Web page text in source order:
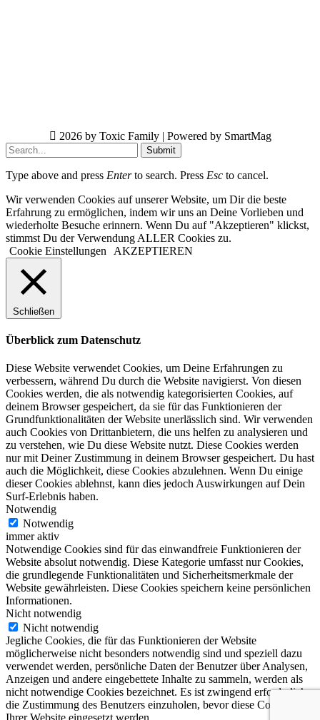
2026 by Toxic Family | Powered by SmartMag
Submit
Type above and press Enterto search. Press Esc to cancel.
Wir verwenden Cookies auf unserer Website, um Dir die beste
Erfahrung zu ermöglichen, indem wir uns an Deine Vorlieben und
wiederholte Besuche erinnern. Wenn Du auf "Akzeptieren" klickst,
stimmst Du der Verwendung ALLER Cookies zu.
Cookie Einstellungen
AKZEPTIEREN
Schließen
Überblick zum Datenschutz
Diese Website verwendet Cookies, um Deine Erfahrungen zu
verbessern, während Du durch die Website navigierst. Von diesen
Cookies werden, die als notwendig kategorisierten Cookies, auf
deinem Browser gespeichert, da sie für das Funktionieren der
Grundfunktionalitäten der Website unerlässlich sind. Wir verwenden
auch Cookies von Drittanbietern, die uns helfen zu analysieren und
zu verstehen, wie Du diese Website nutzt. Diese Cookies werden
nur mit Deiner Zustimmung in deinem Browser gespeichert. Du hast
auch die Möglichkeit, diese Cookies abzulehnen. Wenn Du einige
dieser Cookies ablehnst, kann dies jedoch Auswirkungen auf Dein
Surf-Erlebnis haben.
Notwendig
Notwendig
immer aktiv
Notwendige Cookies sind für das einwandfreie Funktionieren der
Website absolut notwendig. Diese Kategorie umfasst nur Cookies,
die grundlegende Funktionalitäten und Sicherheitsmerkmale der
Website gewährleisten. Diese Cookies speichern keine persönlichen
Informationen.
Nicht notwendig
Nicht notwendig
Jegliche Cookies, die für das Funktionieren der Website
möglicherweise nicht besonders notwendig sind und speziell dazu
verwendet werden, persönliche Daten der Benutzer über Analysen,
Anzeigen und andere eingebettete Inhalte zu sammeln, werden als
nicht notwendige Cookies bezeichnet. Es ist zwingend erforderlich,
die Zustimmung des Benutzers einzuholen, bevor diese Cookies auf